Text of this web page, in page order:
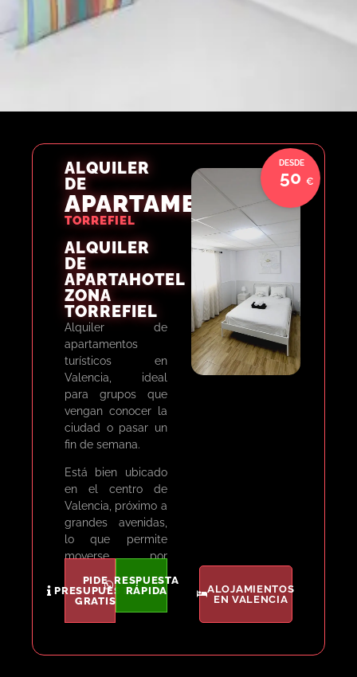
ALQUILER
DE
APARTAMENTOS
TORREFIEL
ALQUILER
DE
APARTAHOTEL
ZONA
TORREFIEL
Alquiler de
apartamentos
turísticos en
Valencia, ideal
para grupos que
vengan conocer la
ciudad o pasar un
fin de semana.
Está bien ubicado
en el centro de
Valencia, próximo a
grandes avenidas,
lo que permite
moverse por
cualquier
localización en
pocos minutos.
PIDE
PRESUPUESTO
GRATIS
RESPUESTA
RÁPIDA
50
ALOJAMIENTOS
EN VALENCIA